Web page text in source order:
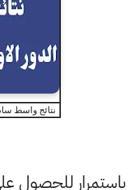
نتائج واسط سادس ادبي
باستمرار